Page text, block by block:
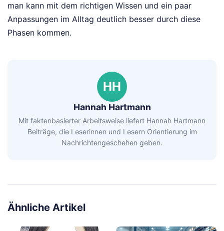
man kann mit dem richtigen Wissen und ein paar
Anpassungen im Alltag deutlich besser durch diese
Phasen kommen.
HH
Hannah Hartmann
Mit faktenbasierter Arbeitsweise liefert Hannah Hartmann
Beiträge, die Leserinnen und Lesern Orientierung im
Nachrichtengeschehen geben.
Ähnliche Artikel